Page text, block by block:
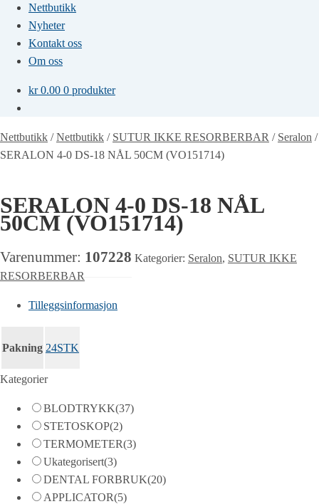
Nettbutikk
Nyheter
Kontakt oss
Om oss
kr0.00 0 produkter
Nettbutikk /Nettbutikk / SUTUR IKKE RESORBERBAR / Seralon /
SERALON 4-0 DS-18 NÅL 50CM (VO151714)
SERALON 4-0 DS-18 NÅL
50CM (VO151714)
Varenummer: 107228 Kategorier: Seralon, SUTUR IKKE
RESORBERBAR
Tilleggsinformasjon
Pakning 24STK
Kategorier
BLODTRYKK(37)
STETOSKOP(2)
TERMOMETER(3)
Ukategorisert(3)
DENTAL FORBRUK(20)
APPLICATOR(5)